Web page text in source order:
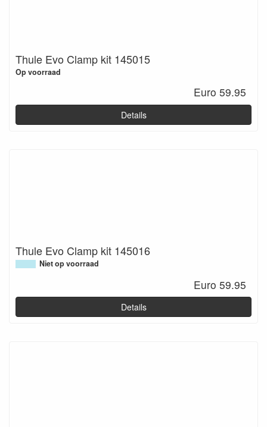
Thule Evo Clamp kit 145015
Op voorraad
Euro 59.95
Details
Thule Evo Clamp kit 145016
Niet op voorraad
Euro 59.95
Details